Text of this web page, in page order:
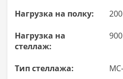
Нагрузка на полку:
Нагрузка на
стеллаж:
Тип стеллажа: